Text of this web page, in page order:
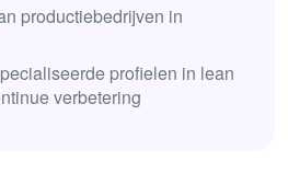
productiebedrijven in
profielen in lean
verbetering